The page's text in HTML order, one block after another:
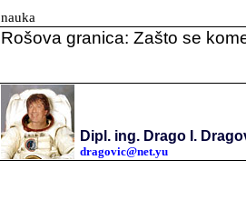
nauka
Rošova granica: Zašto se
Dipl. ing. Drago I.
dragovic@net.yu